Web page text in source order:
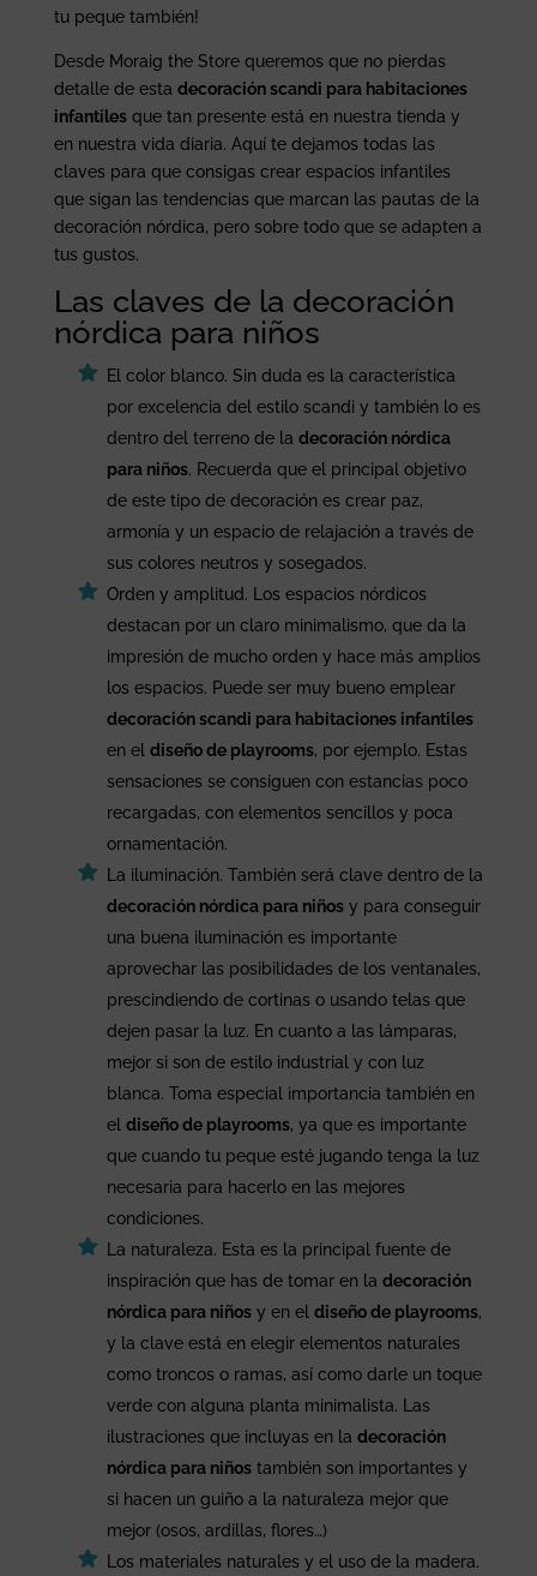
tu peque también!
Desde Moraig the Store queremos que no pierdas
detalle de esta decoración scandi para habitaciones
infantilesque tan presente está en nuestra tienda y
en nuestra vida diaria. Aquí te dejamos todas las
claves para que consigas crear espacios infantiles
que sigan las tendencias que marcan las pautas de la
decoración nórdica, pero sobre todo que se adapten a
tus gustos.
Las claves de la decoración
nórdica para niños
El color blanco. Sin duda es la característica
por excelencia del estilo scandi y también lo es
dentro del terreno de la decoración nórdica
para niños. Recuerda que el principal objetivo
de este tipo de decoración es crear paz,
armonía y un espacio de relajación a través de
sus colores neutros y sosegados.
Orden y amplitud. Los espacios nórdicos
destacan por un claro minimalismo, que da la
impresión de mucho orden y hace más amplios
los espacios. Puede ser muy bueno emplear
decoración scandi para habitaciones infantiles
en el diseño de playrooms, por ejemplo. Estas
sensaciones se consiguen con estancias poco
recargadas, con elementos sencillos y poca
ornamentación.
La iluminación. También será clave dentro de la
decoración nórdica para niñosy para conseguir
una buena iluminación es importante
aprovechar las posibilidades de los ventanales,
prescindiendo de cortinas o usando telas que
dejen pasar la luz. En cuanto a las lámparas,
mejor si son de estilo industrial y con luz
blanca. Toma especial importancia también en
el diseño de playrooms, ya que es importante
que cuando tu peque esté jugando tenga la luz
necesaria para hacerlo en las mejores
condiciones.
La naturaleza. Esta es la principal fuente de
inspiración que has de tomar en la decoración
nórdica para niñosy en el diseño de playrooms,
y la clave está en elegir elementos naturales
como troncos o ramas, así como darle un toque
verde con alguna planta minimalista. Las
ilustraciones que incluyas en la decoración
nórdica para niñostambién son importantes y
si hacen un guiño a la naturaleza mejor que
mejor (osos, ardillas, flores…)
Los materiales naturales y el uso de la madera.